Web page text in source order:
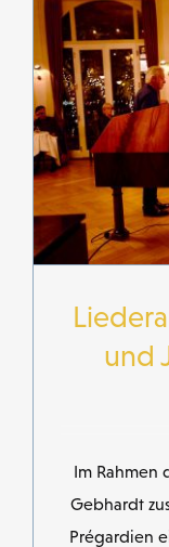
und
Im Rahmen
Gebhardt
Prégardien